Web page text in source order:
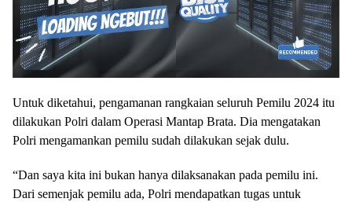
Untuk diketahui, pengamanan rangkaian seluruh Pemilu 2024 itu
dilakukan Polri dalam Operasi Mantap Brata. Dia mengatakan
Polri mengamankan pemilu sudah dilakukan sejak dulu.
“Dan saya kita ini bukan hanya dilaksanakan pada pemilu ini.
Dari semenjak pemilu ada, Polri mendapatkan tugas untuk